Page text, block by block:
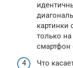
картинки
только
смартфон
Что